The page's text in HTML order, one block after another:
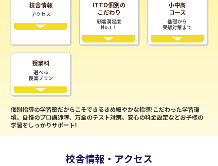
校舎情報
アクセス
ITTO個別の
こだわり
顧客満足度
No.1！
小中高
コース
基礎から
受験対策まで
授業料
選べる
授業プラン
個別指導の学習塾だからこそできるきめ細やかな指導!こだわった学習環
境、自慢のプロ講師陣、万全のテスト対策、安心の料金設定などお子様の
学習をしっかりサポート!
校舎情報・アクセス